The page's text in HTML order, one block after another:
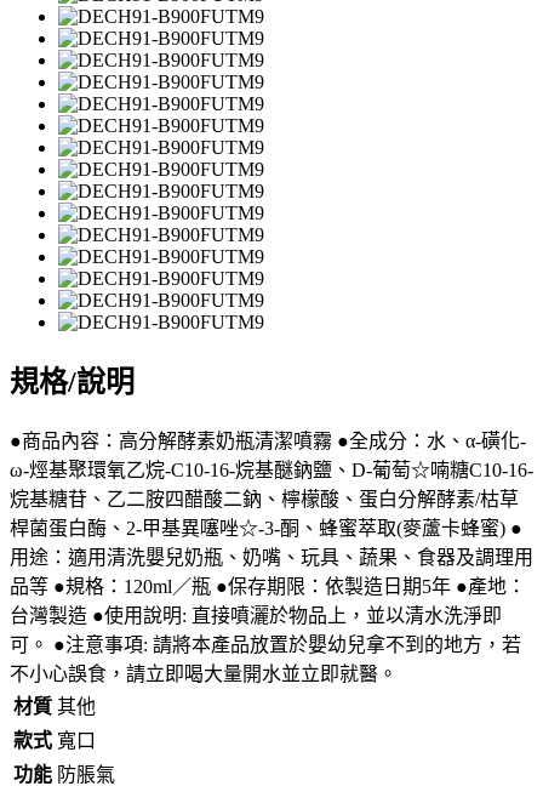
規格/說明
●商品內容：高分解酵素奶瓶清潔噴霧 ●全成分：水、α-磺化-
ω-烴基聚環氧乙烷-C10-16-烷基醚鈉鹽、D-葡萄☆喃糖C10-16-
烷基糖苷、乙二胺四醋酸二鈉、檸檬酸、蛋白分解酵素/枯草
桿菌蛋白酶、2-甲基異噻唑☆-3-酮、蜂蜜萃取(麥蘆卡蜂蜜) ●
用途：適用清洗嬰兒奶瓶、奶嘴、玩具、蔬果、食器及調理用
品等 ●規格：120ml／瓶 ●保存期限：依製造日期5年 ●產地：
台灣製造 ●使用說明: 直接噴灑於物品上，並以清水洗淨即
可。 ●注意事項: 請將本產品放置於嬰幼兒拿不到的地方，若
不小心誤食，請立即喝大量開水並立即就醫。
材質 其他
款式 寬口
功能 防脹氣